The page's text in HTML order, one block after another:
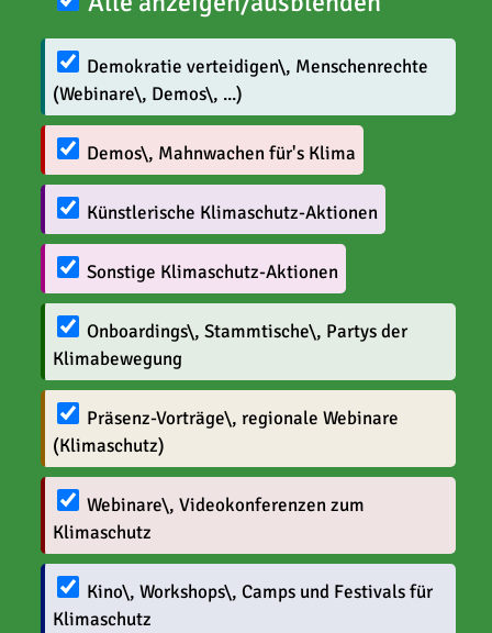
Demokratie verteidigen\, Menschenrechte
(Webinare\, Demos\, ...)
Demos\, Mahnwachen für's Klima
Künstlerische Klimaschutz-Aktionen
Sonstige Klimaschutz-Aktionen
Onboardings\, Stammtische\, Partys der
Klimabewegung
Präsenz-Vorträge\, regionale Webinare
(Klimaschutz)
Webinare\, Videokonferenzen zum
Klimaschutz
Kino\, Workshops\, Camps und Festivals für
Klimaschutz